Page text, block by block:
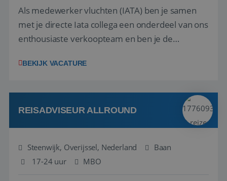
Als medewerker vluchten (IATA) ben je samen
met je directe Iata collega een onderdeel van ons
enthousiaste verkoopteam en ben je de
en tarieven waar je collega’s niet uitkomen.
kwaliteitsbewaking van alles wat met IATA te m...
BEKIJK VACATURE
REISADVISEUR ALLROUND
Steenwijk, Overijssel, Nederland
Baan
17-24 uur
MBO